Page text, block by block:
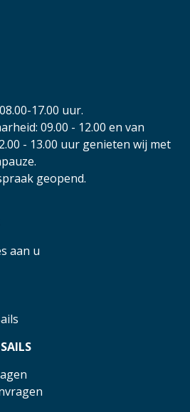
17.00 uur.
09.00 - 12.00 en van
- 13.00 uur genieten wij met
geopend.
aan u